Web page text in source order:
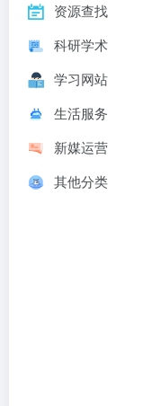
资源查找
科研学术
学习网站
生活服务
新媒运营
其他分类